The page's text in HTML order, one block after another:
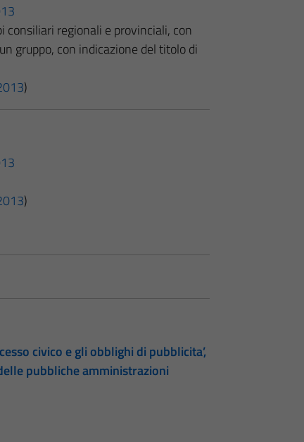
consiliari regionali e provinciali, con
gruppo, con indicazione del titolo di
)
)
civico e gli obblighi di pubblicita’,
pubbliche amministrazioni